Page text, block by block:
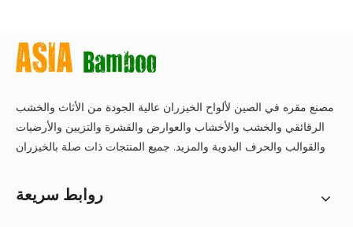
مصنع مقره في الصين لألواح الخيزران عالية الجودة من الأثاث والخشب
الرقائقي والخشب والأخشاب والعوارض والقشرة والتزيين والأرضيات
والقوالب والحرف اليدوية والمزيد. جميع المنتجات ذات صلة بالخيزران
روابط سريعة